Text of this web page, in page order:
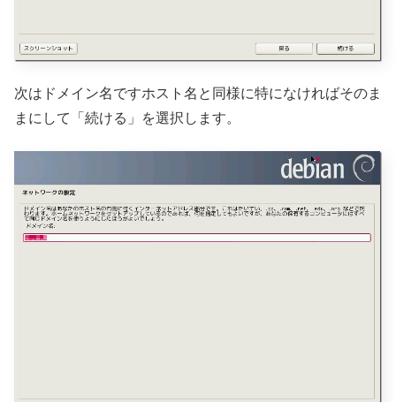
次はドメイン名ですホスト名と同様に特になければそのま
まにして「続ける」を選択します。